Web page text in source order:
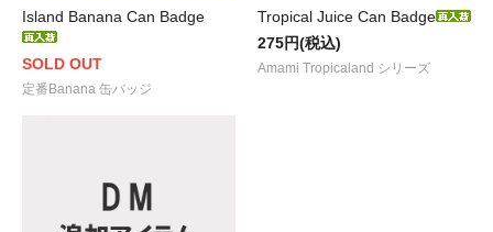
Island Banana Can Badge
SOLD OUT
定番Banana 缶バッジ
Tropical Juice Can Badge
275円(税込)
Amami Tropicaland シリーズ